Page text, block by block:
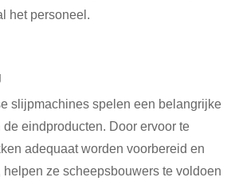
het personeel.
slijpmachines spelen een belangrijke
eindproducten. Door ervoor te
adequaat worden voorbereid en
ze scheepsbouwers te voldoen